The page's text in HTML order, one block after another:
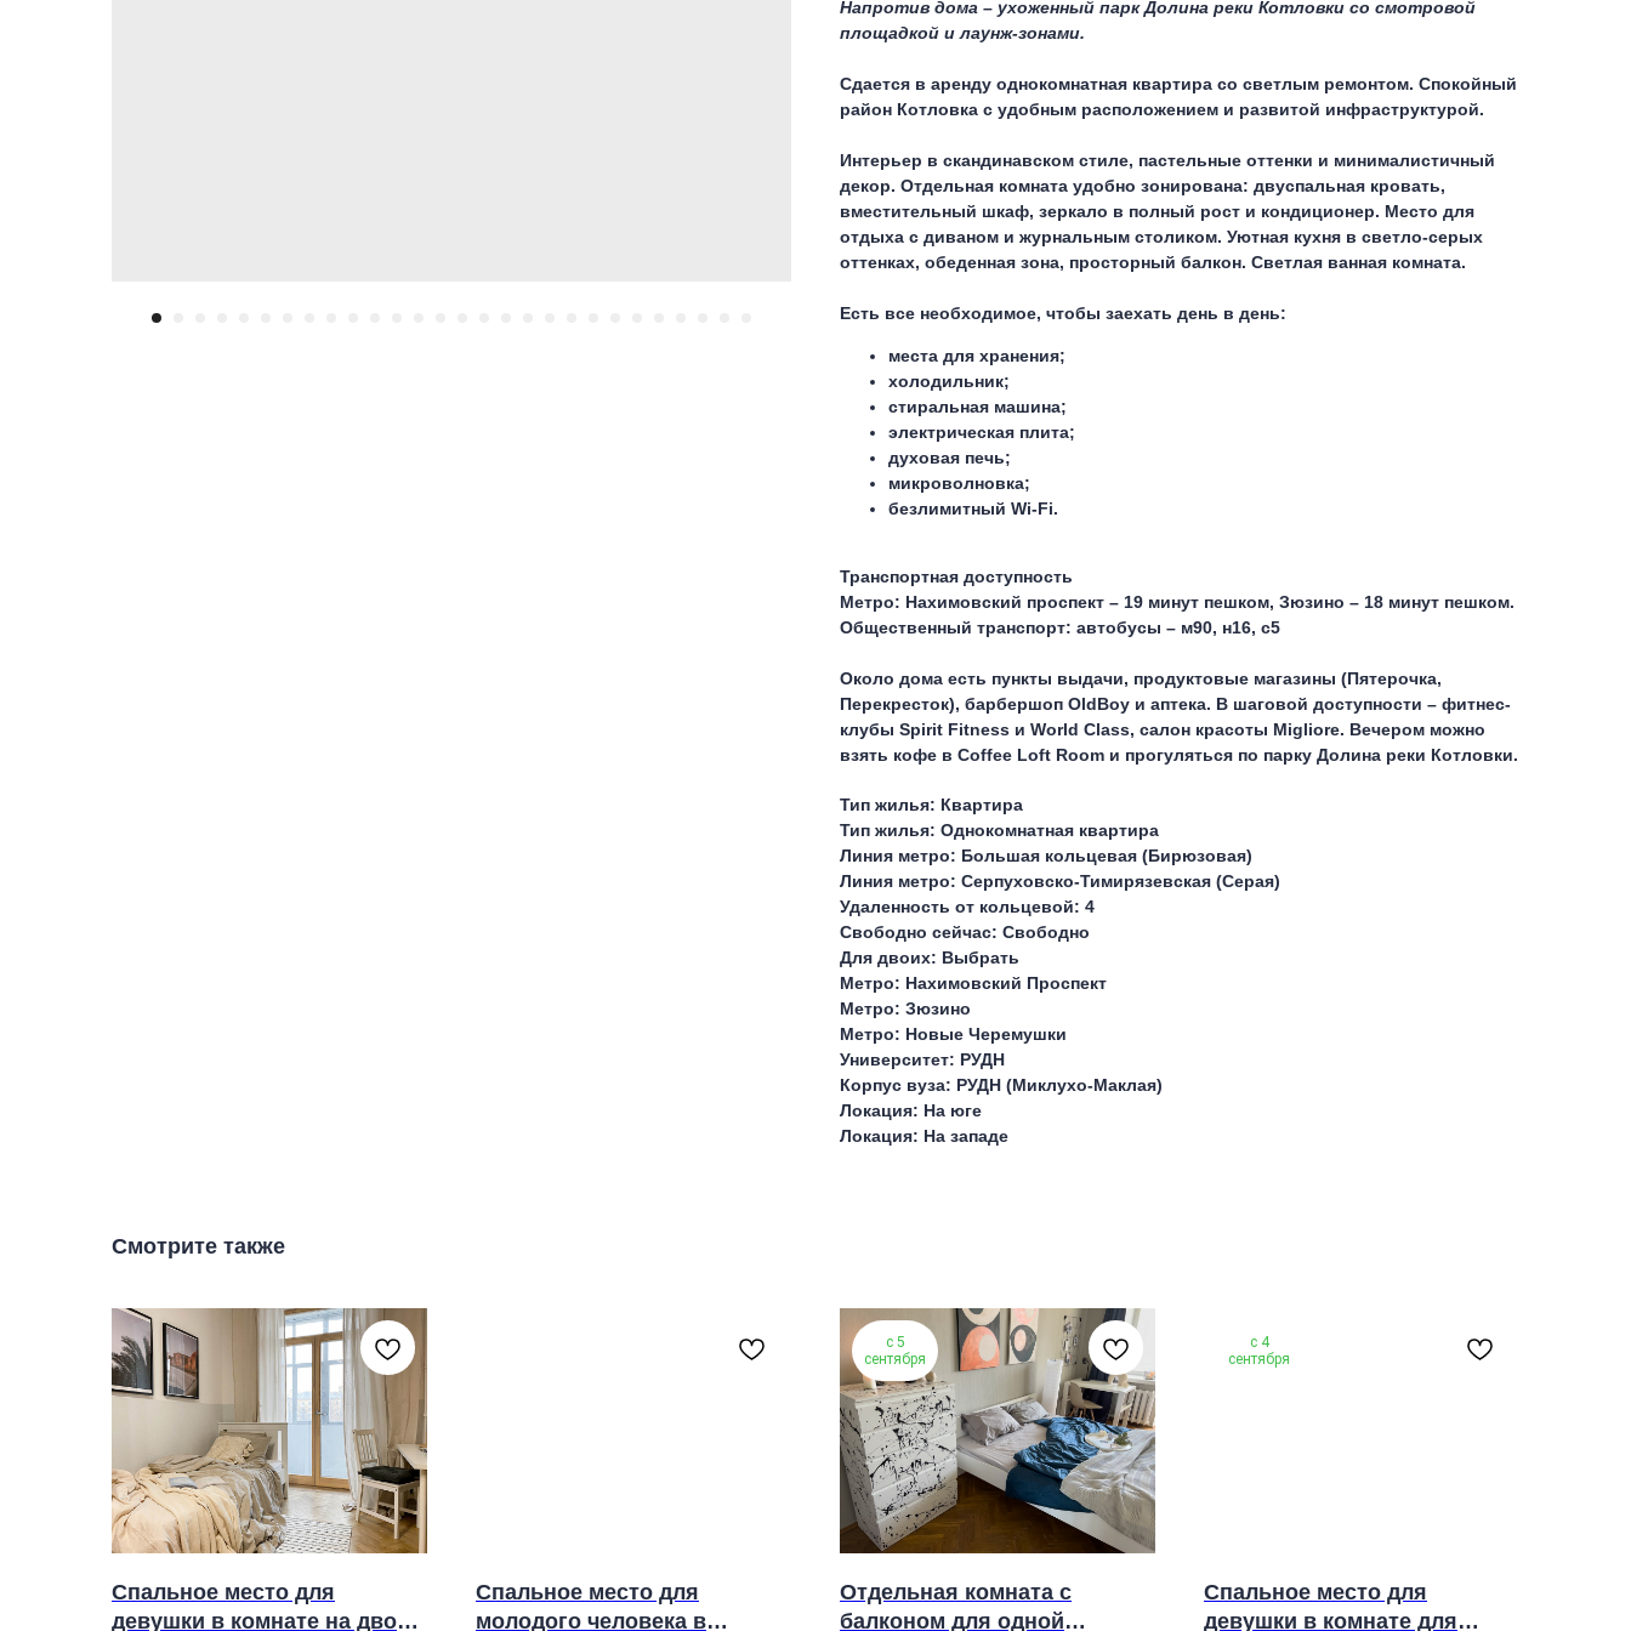
Напротив дома – ухоженный парк Долина реки Котловки со смотровой
площадкой и лаунж-зонами.
Сдается в аренду однокомнатная квартира со светлым ремонтом. Спокойный
район Котловка с удобным расположением и развитой инфраструктурой.
Интерьер в скандинавском стиле, пастельные оттенки и минималистичный
декор. Отдельная комната удобно зонирована: двуспальная кровать,
вместительный шкаф, зеркало в полный рост и кондиционер. Место для
отдыха с диваном и журнальным столиком. Уютная кухня в светло-серых
оттенках, обеденная зона, просторный балкон. Светлая ванная комната.
Есть все необходимое, чтобы заехать день в день:
места для хранения;
холодильник;
стиральная машина;
электрическая плита;
духовая печь;
микроволновка;
безлимитный Wi-Fi.
Транспортная доступность
Метро: Нахимовский проспект – 19 минут пешком, Зюзино – 18 минут пешком.
Общественный транспорт: автобусы – м90, н16, с5
Около дома есть пункты выдачи, продуктовые магазины (Пятерочка,
Перекресток), барбершоп OldBoy и аптека. В шаговой доступности – фитнес-
клубы Spirit Fitness и World Class, салон красоты Migliore. Вечером можно
взять кофе в Coffee Loft Room и прогуляться по парку Долина реки Котловки.
Тип жилья: Квартира
Тип жилья: Однокомнатная квартира
Линия метро: Большая кольцевая (Бирюзовая)
Линия метро: Серпуховско-Тимирязевская (Серая)
Удаленность от кольцевой: 4
Свободно сейчас: Свободно
Для двоих: Выбрать
Метро: Нахимовский Проспект
Метро: Зюзино
Метро: Новые Черемушки
Университет: РУДН
Корпус вуза: РУДН (Миклухо-Маклая)
Локация: На юге
Локация: На западе
Смотрите также
Спальное место для
девушки в комнате на двоих
Спальное место для
молодого человека в
с 5
сентября
Отдельная комната с
балконом для одной
с 4
сентября
Спальное место для
девушки в комнате для